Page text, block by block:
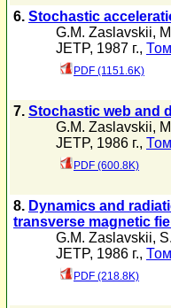
6. Stochastic
G.M. Zaslavskii,
JETP, 1987 г.,
PDF (1151.6K)
7. Stochastic web and
G.M. Zaslavskii,
JETP, 1986 г.,
PDF (600.8K)
8. Dynamics and
transverse magnetic
G.M. Zaslavskii,
JETP, 1986 г.,
PDF (218.8K)